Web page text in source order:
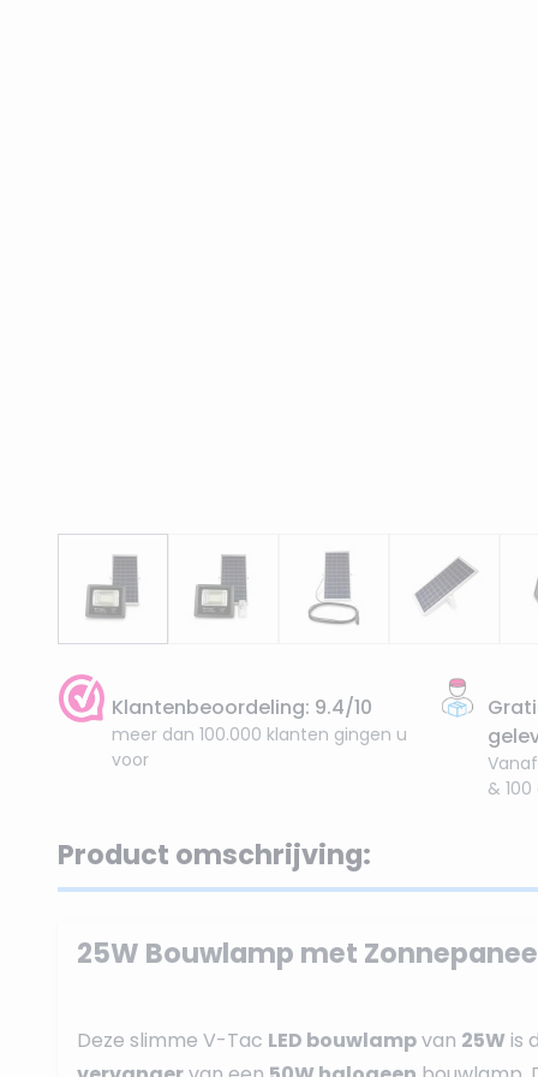
Klantenbeoordeling: 9.4/10
meer dan 100.000 klanten gingen u
voor
Vanaf
&
Product omschrijving:
25W Bouwlamp met
Deze slimme V-Tac LED bouwlampvan 25Wis